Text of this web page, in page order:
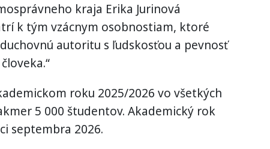
kraja Erika Jurinová
k tým vzácnym osobnostiam, ktoré
autoritu s ľudskosťou a pevnosť
roku 2025/2026 vo všetkých
5 000 študentov. Akademický rok
septembra 2026.